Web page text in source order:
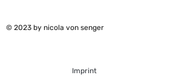
© 2023 by nicola von senger
Imprint